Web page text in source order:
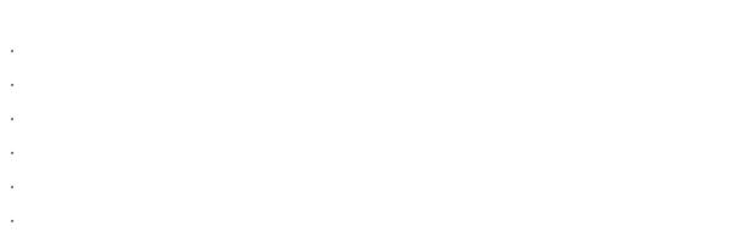
.
.
.
.
.
.